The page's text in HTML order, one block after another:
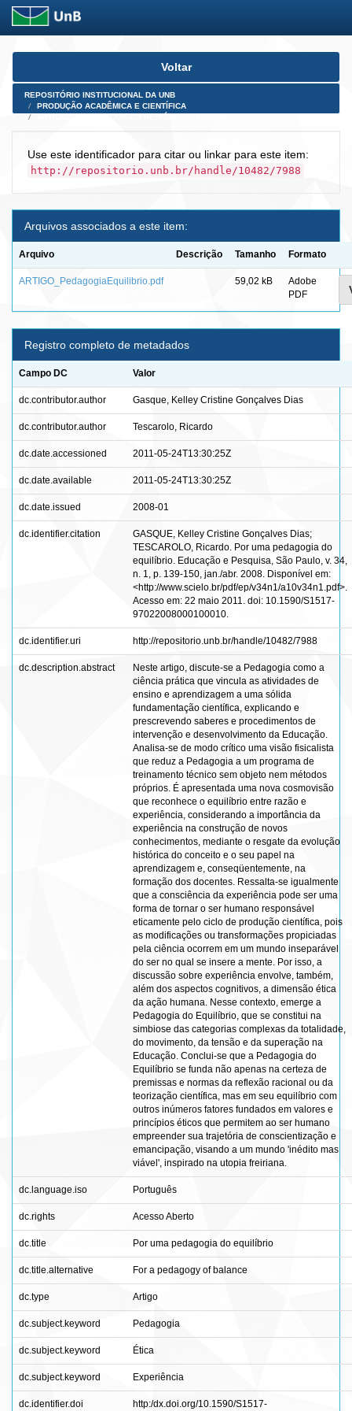
Skip
Voltar
REPOSITÓRIO INSTITUCIONAL DA UNB
PRODUÇÃO ACADÊMICA E CIENTÍFICA
Use este identificador para citar ou linkar para este item:
http://repositorio.unb.br/handle/10482/7988
Arquivos associados a este item:
Arquivo Descrição Tamanho Formato
ARTIGO_PedagogiaEquilibrio.pdf 59,02 kB
Adobe
PDF
Registro completo de metadados
Campo DC Valor
dc.contributor.author Gasque, Kelley Cristine Gonçalves Dias
dc.contributor.author Tescarolo, Ricardo
dc.date.accessioned 2011-05-24T13:30:25Z
dc.date.available 2011-05-24T13:30:25Z
dc.date.issued 2008-01
dc.identifier.citation
GASQUE, Kelley Cristine Gonçalves Dias;
TESCAROLO, Ricardo. Por uma pedagogia do
equilíbrio. Educação e Pesquisa, São Paulo, v. 34,
n. 1, p. 139-150, jan./abr. 2008. Disponível em:
<http://www.scielo.br/pdf/ep/v34n1/a10v34n1.pdf>.
Acesso em: 22 maio 2011. doi: 10.1590/S1517-
97022008000100010.
dc.identifier.uri http://repositorio.unb.br/handle/10482/7988
dc.description.abstract
Neste artigo, discute-se a Pedagogia como a
ciência prática que vincula as atividades de
ensino e aprendizagem a uma sólida
fundamentação científica, explicando e
prescrevendo saberes e procedimentos de
intervenção e desenvolvimento da Educação.
Analisa-se de modo crítico uma visão fisicalista
que reduz a Pedagogia a um programa de
treinamento técnico sem objeto nem métodos
próprios. É apresentada uma nova cosmovisão
que reconhece o equilíbrio entre razão e
experiência, considerando a importância da
experiência na construção de novos
conhecimentos, mediante o resgate da evolução
histórica do conceito e o seu papel na
aprendizagem e, conseqüentemente, na
formação dos docentes. Ressalta-se igualmente
que a consciência da experiência pode ser uma
forma de tornar o ser humano responsável
eticamente pelo ciclo de produção científica, pois
as modificações ou transformações propiciadas
pela ciência ocorrem em um mundo inseparável
do ser no qual se insere a mente. Por isso, a
discussão sobre experiência envolve, também,
além dos aspectos cognitivos, a dimensão ética
da ação humana. Nesse contexto, emerge a
Pedagogia do Equilíbrio, que se constitui na
simbiose das categorias complexas da totalidade,
do movimento, da tensão e da superação na
Educação. Conclui-se que a Pedagogia do
Equilíbrio se funda não apenas na certeza de
premissas e normas da reflexão racional ou da
teorização científica, mas em seu equilíbrio com
outros inúmeros fatores fundados em valores e
princípios éticos que permitem ao ser humano
empreender sua trajetória de conscientização e
emancipação, visando a um mundo 'inédito mas
viável', inspirado na utopia freiriana.
dc.language.iso Português
dc.rights Acesso Aberto
dc.title Por uma pedagogia do equilíbrio
dc.title.alternative For a pedagogy of balance
dc.type Artigo
dc.subject.keyword Pedagogia
dc.subject.keyword Ética
dc.subject.keyword Experiência
dc.identifier.doi http:/dx.doi.org/10.1590/S1517-